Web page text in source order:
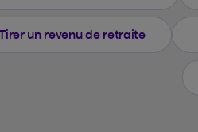
un revenu de retraite